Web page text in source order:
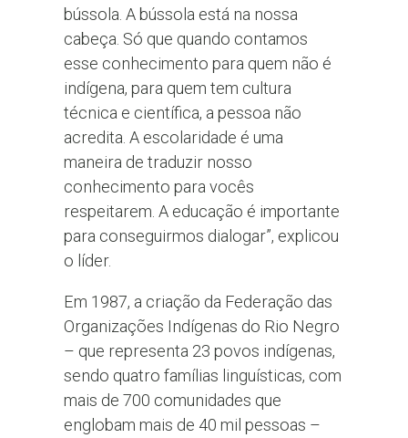
bússola. A bússola está na nossa
cabeça. Só que quando contamos
esse conhecimento para quem não é
indígena, para quem tem cultura
técnica e científica, a pessoa não
acredita. A escolaridade é uma
maneira de traduzir nosso
conhecimento para vocês
respeitarem. A educação é importante
para conseguirmos dialogar”, explicou
o líder.
Em 1987, a criação da Federação das
Organizações Indígenas do Rio Negro
– que representa 23 povos indígenas,
sendo quatro famílias linguísticas, com
mais de 700 comunidades que
englobam mais de 40 mil pessoas –